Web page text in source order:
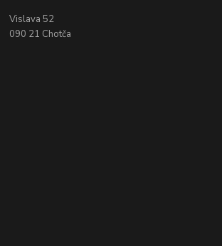
Vislava 52
090 21 Chotča